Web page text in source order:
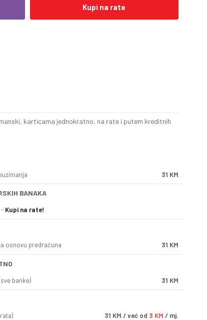
Kupi na rate
karticama jednokratno, na rate i putem kreditnih
31 KM
BANAKA
- Kupi na rate!
osnovu predračuna 31 KM
banke) 31 KM
31 KM / već od 3 KM / mj.